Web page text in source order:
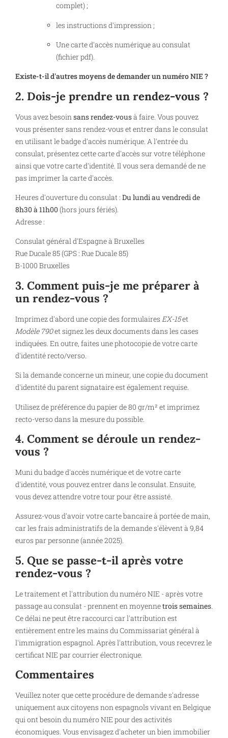
complet) ;
les instructions d'impression ;
Une carte d'accès numérique au consulat
(fichier pdf).
Existe-t-il d'autres moyens de demander un numéro NIE ?
2. Dois-je prendre un rendez-vous ?
Vous avez besoin sans rendez-vousà faire. Vous pouvez
vous présenter sans rendez-vous et entrer dans le consulat
en utilisant le badge d'accès numérique. A l'entrée du
consulat, présentez cette carte d'accès sur votre téléphone
ainsi que votre carte d'identité. Il vous sera demandé de ne
pas imprimer la carte d'accès.
Heures d'ouverture du consulat : Du lundi au vendredi de
8h30 à 11h00(hors jours fériés).
Adresse :
Consulat général d'Espagne à Bruxelles
Rue Ducale 85 (GPS : Rue Ducale 85)
B-1000 Bruxelles
3. Comment puis-je me préparer à
un rendez-vous ?
Imprimez d'abord une copie des formulaires EX-15et
Modèle 790et signez les deux documents dans les cases
indiquées. En outre, faites une photocopie de votre carte
d'identité recto/verso.
Si la demande concerne un mineur, une copie du document
d'identité du parent signataire est également requise.
Utilisez de préférence du papier de 80 gr/m² et imprimez
recto-verso dans la mesure du possible.
4. Comment se déroule un rendez-
vous ?
Muni du badge d'accès numérique et de votre carte
d'identité, vous pouvez entrer dans le consulat. Ensuite,
vous devez attendre votre tour pour être assisté.
Assurez-vous d'avoir votre carte bancaire à portée de main,
car les frais administratifs de la demande s'élèvent à 9,84
euros par personne (année 2025).
5. Que se passe-t-il après votre
rendez-vous ?
Le traitement et l'attribution du numéro NIE - après votre
passage au consulat - prennent en moyennetrois semaines.
Ce délai ne peut être raccourci car l'attribution est
entièrement entre les mains du Commissariat général à
l'immigration espagnol. Après l'attribution, vous recevrez le
certificat NIE par courrier électronique.
Commentaires
Veuillez noter que cette procédure de demande s'adresse
uniquement aux citoyens non espagnols vivant en Belgique
qui ont besoin du numéro NIE pour des activités
économiques. Vous envisagez d'acheter un bien immobilier